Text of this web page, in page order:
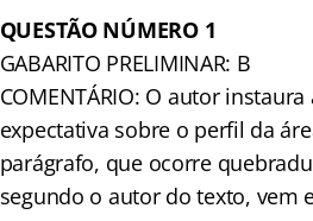
QUESTÃO NÚMERO 1
GABARITO PRELIMINAR: B
COMENTÁRIO: O autor
expectativa sobre o perfil da
parágrafo, que ocorre
segundo o autor do texto,